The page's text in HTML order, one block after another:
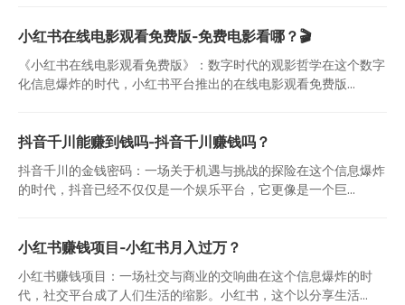
小红书在线电影观看免费版-免费电影看哪？🎬
《小红书在线电影观看免费版》：数字时代的观影哲学在这个数字
化信息爆炸的时代，小红书平台推出的在线电影观看免费版...
抖音千川能赚到钱吗-抖音千川赚钱吗？
抖音千川的金钱密码：一场关于机遇与挑战的探险在这个信息爆炸
的时代，抖音已经不仅仅是一个娱乐平台，它更像是一个巨...
小红书赚钱项目-小红书月入过万？
小红书赚钱项目：一场社交与商业的交响曲在这个信息爆炸的时
代，社交平台成了人们生活的缩影。小红书，这个以分享生活...